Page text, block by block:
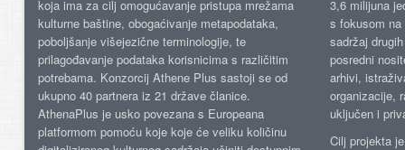
koja ima za cilj omogućavanje pristupa mrežama
kulturne baštine, obogaćivanje metapodataka,
poboljšanje višejezične terminologije, te
prilagođavanje podataka korisnicima s različitim
potrebama. Konzorcij Athene Plus sastoji se od
ukupno 40 partnera iz 21 države članice.
AthenaPlus je usko povezana s Europeana
platformom pomoću koje koje će veliku količinu
3,6 milijuna
s fokusom
sadržaj
posredni
arhivi,
organizacije,
uključen i
Cilj projekta